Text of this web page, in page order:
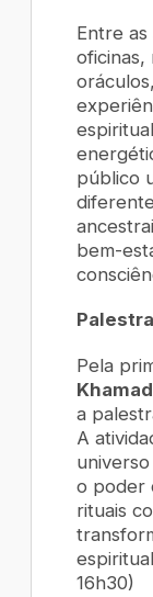
Entre
oficinas,
público
bem-
Pela
a
A
o poder
rituais
16h30)